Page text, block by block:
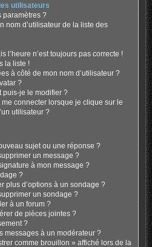
utilisateurs
paramètres ?
nom d’utilisateur de la liste des
l’heure n’est toujours pas correcte !
la liste !
à côté de mon nom d’utilisateur ?
?
puis-je le modifier ?
connecter lorsque je clique sur le
utilisateur ?
sujet ou une réponse ?
un message ?
à mon message ?
?
plus d’options à un sondage ?
un sondage ?
à un forum ?
de pièces jointes ?
?
messages à un modérateur ?
comme brouillon » affiché lors de la